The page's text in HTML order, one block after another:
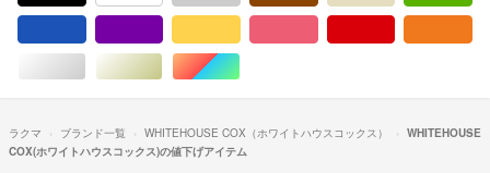
シルバー/銀色系ゴールド/金色系マルチカラー
ラクマ ブランド一覧 WHITEHOUSE COX（ホワイトハウスコックス）
WHITEHOUSE
COX(ホワイトハウスコックス)の値下げアイテム